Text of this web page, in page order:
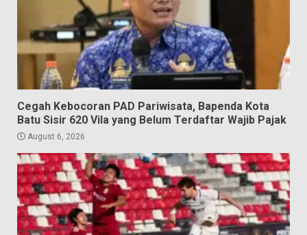
Cegah Kebocoran PAD Pariwisata, Bapenda Kota
Batu Sisir 620 Vila yang Belum Terdaftar Wajib Pajak
August 6, 2026